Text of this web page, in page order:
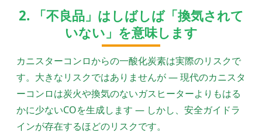
2. 「不良品」はしばしば「換気されて
いない」を意味します
カニスターコンロからの一酸化炭素は実際のリスクで
す。大きなリスクではありませんが — 現代のカニスタ
ーコンロは炭火や換気のないガスヒーターよりもはる
かに少ないCOを生成します — しかし、安全ガイドラ
インが存在するほどのリスクです。